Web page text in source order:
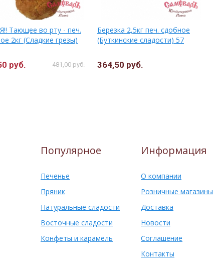
Тающее во рту - печ.
2кг (Сладкие грезы)
руб. 481,00 руб.
Березка 2,5кг печ. сдобное
(Буткинские сладости) 57
364,50 руб.
Популярное
Печенье
Пряник
Натуральные сладости
Восточные сладости
Конфеты и карамель
Информация
О компании
Розничные магазины
Доставка
Новости
Соглашение
Контакты